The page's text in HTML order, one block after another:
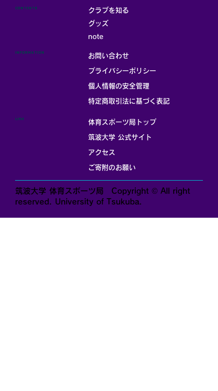
クラブを知る
グッズ
note
CONTENTS
体育スポーツ局トップ
筑波大学 公式サイト
アクセス
ご寄附のお願い
LINK
お問い合わせ
プライバシーポリシー
個人情報の安全管理
​特定商取引法に基づく表記
INFORMATION
筑波大学 体育スポーツ局 Copyright © All right
reserved. University of Tsukuba.